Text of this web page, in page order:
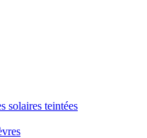
solaires teintées